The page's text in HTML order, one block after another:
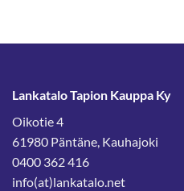
Lankatalo Tapion Kauppa Ky
Oikotie 4
61980 Päntäne, Kauhajoki
0400 362 416
info(at)lankatalo.net